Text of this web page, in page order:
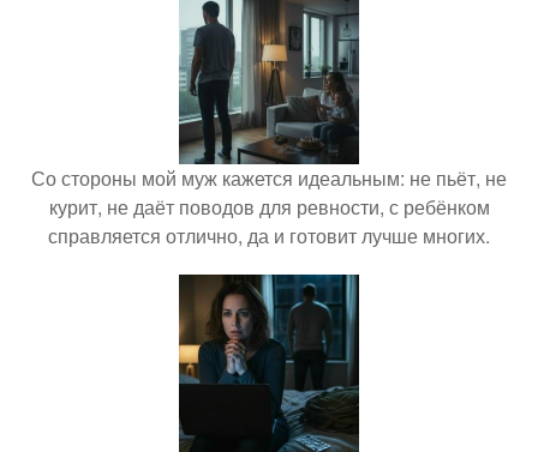
Со стороны мой муж кажется идеальным: не пьёт, не
курит, не даёт поводов для ревности, с ребёнком
справляется отлично, да и готовит лучше многих.